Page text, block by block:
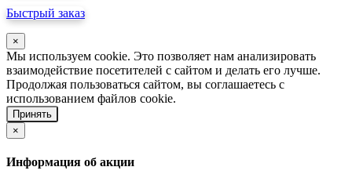
Быстрый заказ
×
Мы используем cookie. Это позволяет нам анализировать
взаимодействие посетителей с сайтом и делать его лучше.
Продолжая пользоваться сайтом, вы соглашаетесь с
использованием файлов cookie.
Принять
×
Информация об акции